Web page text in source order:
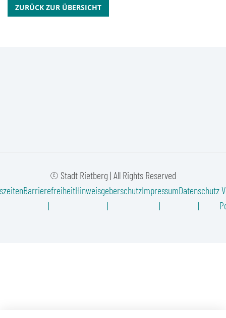
ZURÜCK ZUR ÜBERSICHT
© Stadt Rietberg | All Rights Reserved
BarrierefreiheitHinweisgeberschutzImpressumDatenschutz